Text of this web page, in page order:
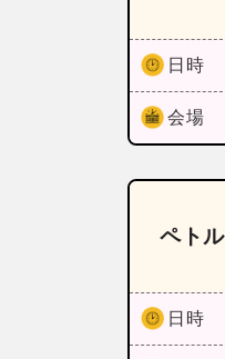
日時
会場
ペト
日時